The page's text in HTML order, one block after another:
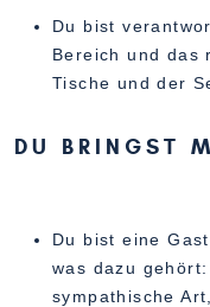
Du bist
Bereich und das
Tische und der
DU BRINGST
Du bist eine
was dazu
sympathische